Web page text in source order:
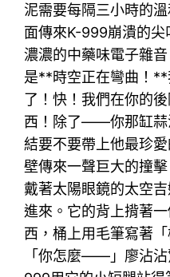
泥需要每隔三小時的
面傳來K-999崩潰的尖
濃濃的中藥味電子雜
是**時空正在彎曲！
了！快！我們在你的
西！除了——你那缸蒜
結要不要帶上他最珍
壁傳來一聲巨大的撞
戴著太陽眼鏡的太空
進來。它的背上揹著
西，桶上用毛筆寫著
「你怎麼——」廖沾